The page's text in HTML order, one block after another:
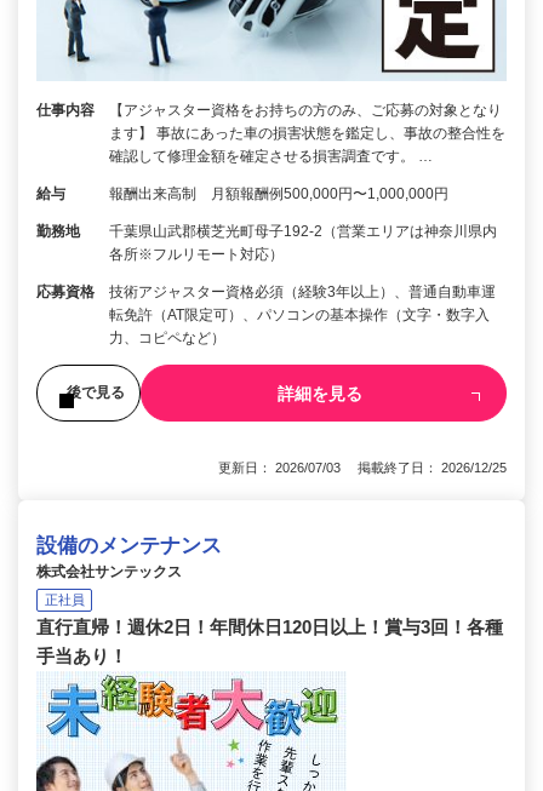
仕事内容
【アジャスター資格をお持ちの方のみ、ご応募の対象となり
ます】 事故にあった車の損害状態を鑑定し、事故の整合性を
確認して修理金額を確定させる損害調査です。 …
給与 報酬出来高制 月額報酬例500,000円〜1,000,000円
勤務地
千葉県山武郡横芝光町母子192-2（営業エリアは神奈川県内
各所※フルリモート対応）
応募資格
技術アジャスター資格必須（経験3年以上）、普通自動車運
転免許（AT限定可）、パソコンの基本操作（文字・数字入
力、コピペなど）
後で見る 詳細を見る
更新日： 2026/07/03 掲載終了日： 2026/12/25
設備のメンテナンス
株式会社サンテックス
正社員
直行直帰！週休2日！年間休日120日以上！賞与3回！各種
手当あり！